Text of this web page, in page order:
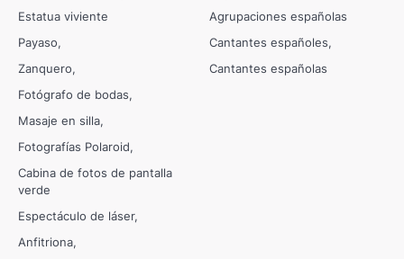
Estatua viviente
Payaso
Zanquero
Fotógrafo de bodas
Masaje en silla
Fotografías Polaroid
Cabina de fotos de pantalla
verde
Espectáculo de láser
Anfitriona
Agrupaciones españolas
Cantantes españoles
Cantantes españolas